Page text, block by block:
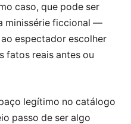
caso, que pode ser
minissérie ficcional —
espectador escolher
fatos reais antes ou
legítimo no catálogo
passo de ser algo